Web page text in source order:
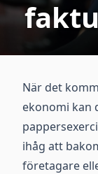
När det
ekonomi kan
ihåg att
företagare